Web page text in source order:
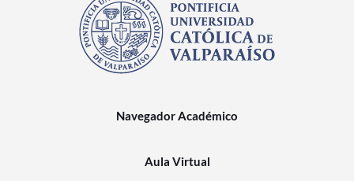
Navegador Académico
Aula Virtual